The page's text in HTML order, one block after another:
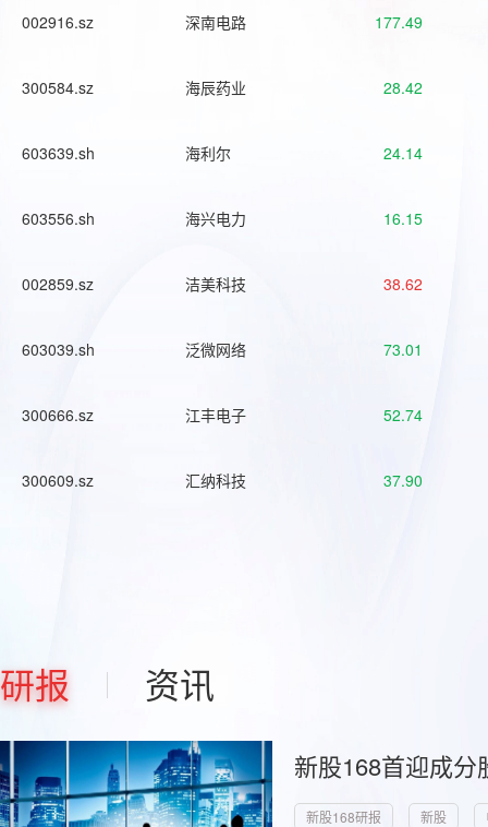
002916.sz 深南电路 177.49
300584.sz 海辰药业 28.42
603639.sh 海利尔 24.14
603556.sh 海兴电力 16.15
002859.sz 洁美科技 38.62
603039.sh 泛微网络 73.01
300666.sz 江丰电子 52.74
300609.sz 汇纳科技 37.90
研报 资讯
新股168首迎成
新股168研报 新股